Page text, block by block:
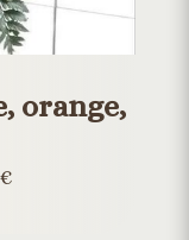
orange,